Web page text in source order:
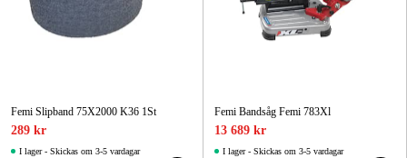
Femi Slipband 75X2000 K36 1St
289 kr
I lager - Skickas om 3-5 vardagar
Femi Bandsåg Femi 783Xl
13 689 kr
I lager - Skickas om 3-5 vardagar